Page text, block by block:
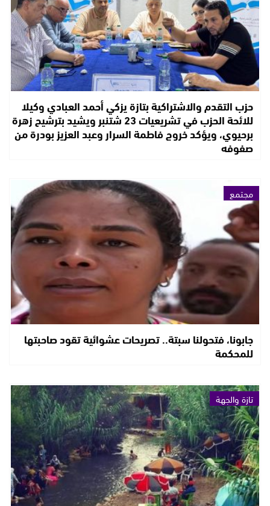
حزب التقدم والاشتراكية بتازة يزكي أحمد العبادي وكيلا
للائحة الحزب في تشريعيات 23 شتنبر ويشيد بترشيح زهرة
برحيوي، ويؤكد خروج فاطمة السرار وعبد العزيز بودرة من
صفوفه
مجتمع
جابونا، فتحولنا سبتة.. تصريحات عشوائية تقود صاحبتها
للمحكمة
تازة والجهة